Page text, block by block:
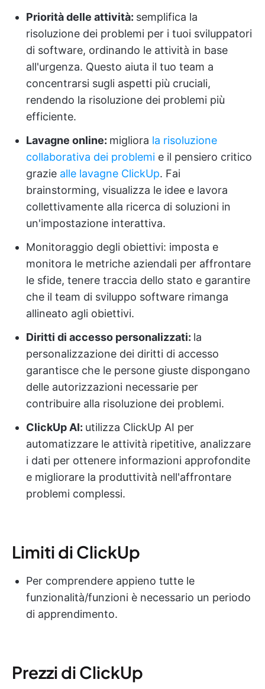
Priorità delle attività: semplifica la
risoluzione dei problemi per i tuoi sviluppatori
di software, ordinando le attività in base
all'urgenza. Questo aiuta il tuo team a
concentrarsi sugli aspetti più cruciali,
rendendo la risoluzione dei problemi più
efficiente.
Lavagne online: migliora la risoluzione
collaborativa dei problemi e il pensiero critico
grazie alle lavagne ClickUp. Fai
brainstorming, visualizza le idee e lavora
collettivamente alla ricerca di soluzioni in
un'impostazione interattiva.
Monitoraggio degli obiettivi: imposta e
monitora le metriche aziendali per affrontare
le sfide, tenere traccia dello stato e garantire
che il team di sviluppo software rimanga
allineato agli obiettivi.
Diritti di accesso personalizzati: la
personalizzazione dei diritti di accesso
garantisce che le persone giuste dispongano
delle autorizzazioni necessarie per
contribuire alla risoluzione dei problemi.
ClickUp AI: utilizza ClickUp AI per
automatizzare le attività ripetitive, analizzare
i dati per ottenere informazioni approfondite
e migliorare la produttività nell'affrontare
problemi complessi.
Limiti di ClickUp
Per comprendere appieno tutte le
funzionalità/funzioni è necessario un periodo
di apprendimento.
Prezzi di ClickUp